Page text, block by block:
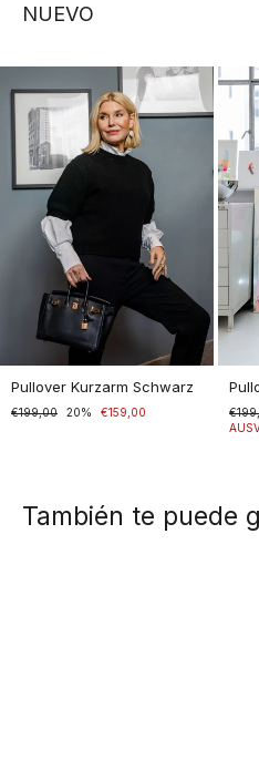
NUEVO
Pullover Kurzarm Schwarz
Normaler
€199,00
Sonderpreis20% €159,00
Preis
También te puede